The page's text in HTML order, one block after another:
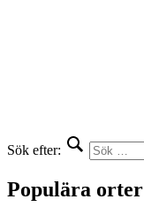
Sök efter:
Populära orter